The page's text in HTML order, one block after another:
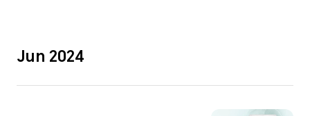
Jun 2024